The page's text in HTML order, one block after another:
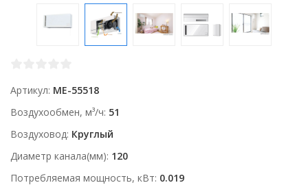
Артикул ME-55518
Воздухообмен, м³/ч 51
Воздуховод Круглый
Диаметр канала(мм) 120
Потребляемая мощность, кВт 0.019